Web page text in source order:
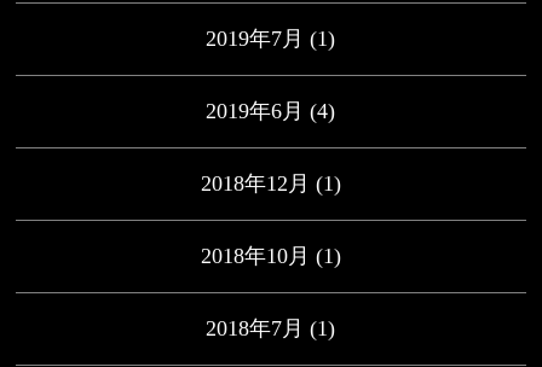
2019年7月 (1)
2019年6月 (4)
2018年12月 (1)
2018年10月 (1)
2018年7月 (1)